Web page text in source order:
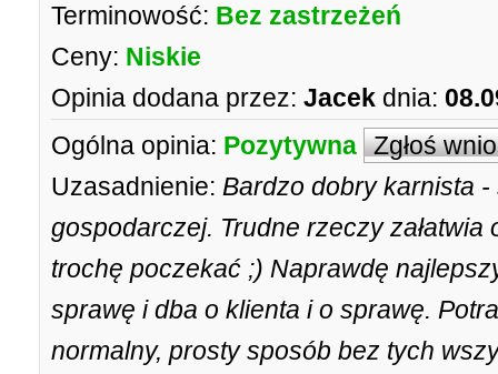
Terminowość: Bez zastrzeżeń
Ceny: Niskie
Opinia dodana przez: Jacek dnia:
Ogólna opinia: Pozytywna Zgłoś
Uzasadnienie: Bardzo dobry karnista
gospodarczej. Trudne rzeczy
trochę poczekać ;) Naprawdę
sprawę i dba o klienta i o sprawę.
normalny, prosty sposób bez tych